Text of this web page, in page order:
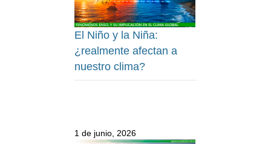
El Niño y la Niña:
¿realmente afectan a
nuestro clima?
1 de junio, 2026